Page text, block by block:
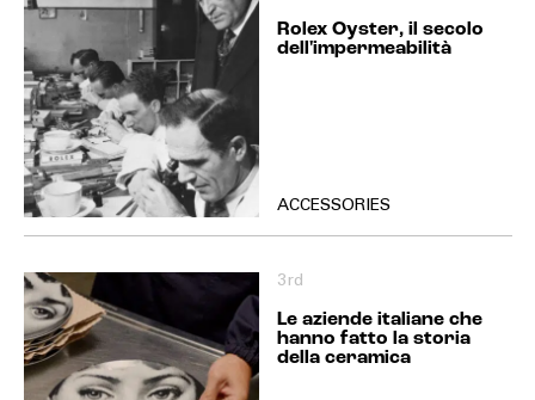
Rolex Oyster, il secolo
dell'impermeabilità
ACCESSORIES
3rd
Le aziende italiane che
hanno fatto la storia
della ceramica